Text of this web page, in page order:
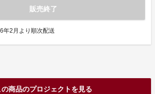
販売終了
年2月より順次配送
の商品のプロジェクトを見る